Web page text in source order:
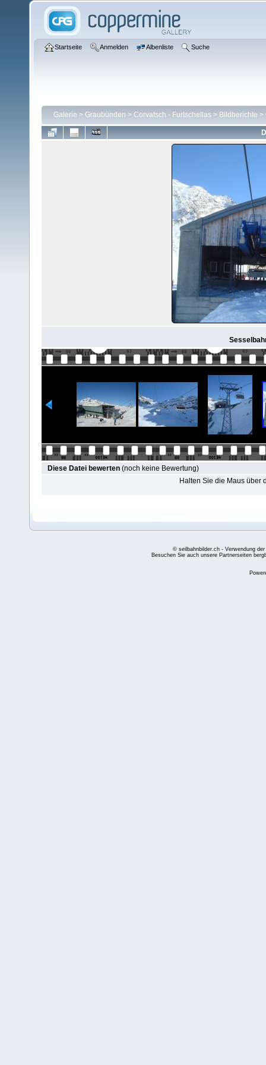
Startseite Anmelden Albenliste Suche
Galerie > Graubünden > Corvatsch - Furtschellas > Bildberichte >
Diese Datei bewerten (noch keine Bewertung)
Halten Sie die Maus über
© seilbahnbilder.ch - Verwendung
Besuchen Sie auch unsere Partnerseiten